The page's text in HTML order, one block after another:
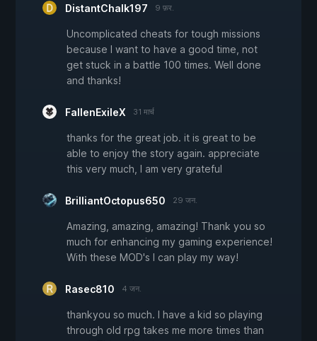
DistantChalk197 9 फ़र.
Uncomplicated cheats for tough missions
because I want to have a good time, not
get stuck in a battle 100 times. Well done
and thanks!
FallenExileX 31 मार्च
thanks for the great job. it is great to be
able to enjoy the story again. appreciate
this very much, I am very grateful
BrilliantOctopus650 29 जन.
Amazing, amazing, amazing! Thank you so
much for enhancing my gaming experience!
With these MOD's I can play my way!
Rasec810 4 जन.
thankyou so much. I have a kid so playing
through old rpg takes me more times than